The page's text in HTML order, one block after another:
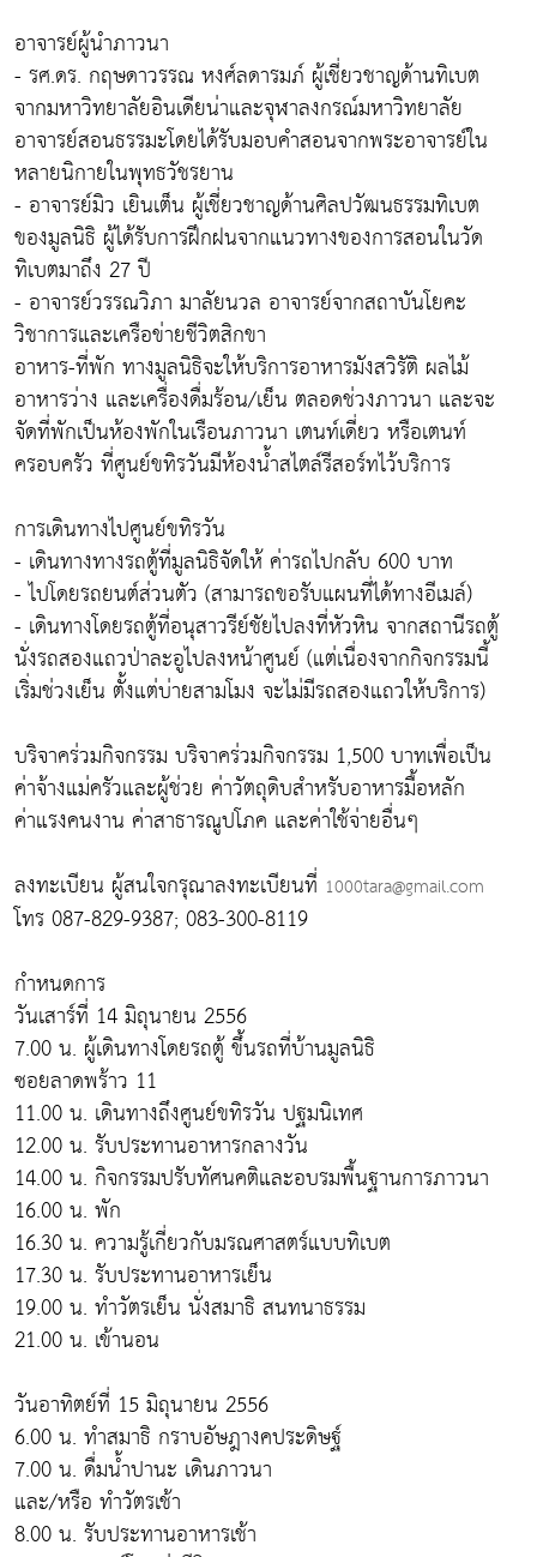
อาจารย์ผู้นำภาวนา
- รศ.ดร. กฤษดาวรรณ หงศ์ลดารมภ์ ผู้เชี่ยวชาญด้านทิเบต
จากมหาวิทยาลัยอินเดียน่าและจุฬาลงกรณ์มหาวิทยาลัย
อาจารย์สอนธรรมะโดยได้รับมอบคำสอนจากพระอาจารย์ใน
หลายนิกายในพุทธวัชรยาน
- อาจารย์มิว เยินเต็น ผู้เชี่ยวชาญด้านศิลปวัฒนธรรมทิเบต
ของมูลนิธิ ผู้ได้รับการฝึกฝนจากแนวทางของการสอนในวัด
ทิเบตมาถึง 27 ปี
- อาจารย์วรรณวิภา มาลัยนวล อาจารย์จากสถาบันโยคะ
วิชาการและเครือข่ายชีวิตสิกขา
อาหาร-ที่พัก ทางมูลนิธิจะให้บริการอาหารมังสวิรัติ ผลไม้
อาหารว่าง และเครื่องดื่มร้อน/เย็น ตลอดช่วงภาวนา และจะ
จัดที่พักเป็นห้องพักในเรือนภาวนา เตนท์เดี่ยว หรือเตนท์
ครอบครัว ที่ศูนย์ขทิรวันมีห้องน้ำสไตล์รีสอร์ทไว้บริการ
การเดินทางไปศูนย์ขทิรวัน
- เดินทางทางรถตู้ที่มูลนิธิจัดให้ ค่ารถไปกลับ 600 บาท
- ไปโดยรถยนต์ส่วนตัว (สามารถขอรับแผนที่ได้ทางอีเมล์)
- เดินทางโดยรถตู้ที่อนุสาวรีย์ชัยไปลงที่หัวหิน จากสถานีรถตู้
นั่งรถสองแถวป่าละอูไปลงหน้าศูนย์ (แต่เนื่องจากกิจกรรมนี้
เริ่มช่วงเย็น ตั้งแต่บ่ายสามโมง จะไม่มีรถสองแถวให้บริการ)
บริจาคร่วมกิจกรรม บริจาคร่วมกิจกรรม 1,500 บาทเพื่อเป็น
ค่าจ้างแม่ครัวและผู้ช่วย ค่าวัตถุดิบสำหรับอาหารมื้อหลัก
ค่าแรงคนงาน ค่าสาธารณูปโภค และค่าใช้จ่ายอื่นๆ
ลงทะเบียน ผู้สนใจกรุณาลงทะเบียนที่ 1000tara@gmail.com
โทร 087-829-9387; 083-300-8119
กำหนดการ
วันเสาร์ที่ 14 มิถุนายน 2556
7.00 น. ผู้เดินทางโดยรถตู้ ขึ้นรถที่บ้านมูลนิธิ
ซอยลาดพร้าว 11
11.00 น. เดินทางถึงศูนย์ขทิรวัน ปฐมนิเทศ
12.00 น. รับประทานอาหารกลางวัน
14.00 น. กิจกรรมปรับทัศนคติและอบรมพื้นฐานการภาวนา
16.00 น. พัก
16.30 น. ความรู้เกี่ยวกับมรณศาสตร์แบบทิเบต
17.30 น. รับประทานอาหารเย็น
19.00 น. ทำวัตรเย็น นั่งสมาธิ สนทนาธรรม
21.00 น. เข้านอน
วันอาทิตย์ที่ 15 มิถุนายน 2556
6.00 น. ทำสมาธิ กราบอัษฎางคประดิษฐ์
7.00 น. ดื่มน้ำปานะ เดินภาวนา
และ/หรือ ทำวัตรเช้า
8.00 น. รับประทานอาหารเช้า